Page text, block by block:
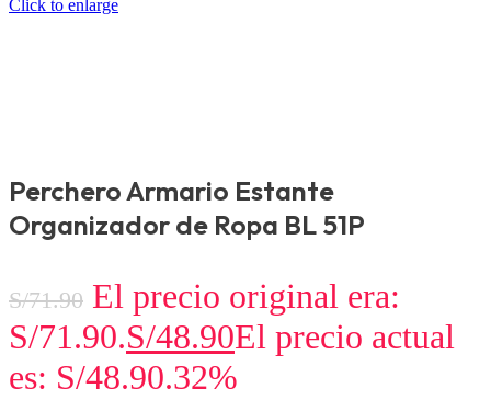
Click to enlarge
Perchero Armario Estante
Organizador de Ropa BL 51P
S/71.90 El precio original era:
S/71.90.S/48.90El precio actual
es: S/48.90.32%